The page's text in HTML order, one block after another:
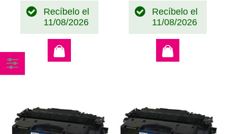
Recíbelo el
11/08/2026
Recíbelo el
11/08/2026
Comprar